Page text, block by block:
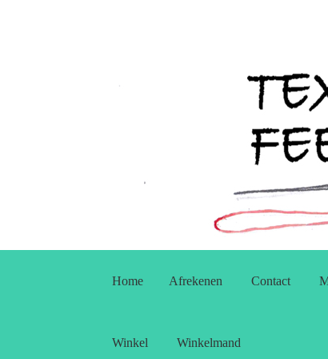
door
naar
Home Afrekenen Contact
Winkel Winkelmand